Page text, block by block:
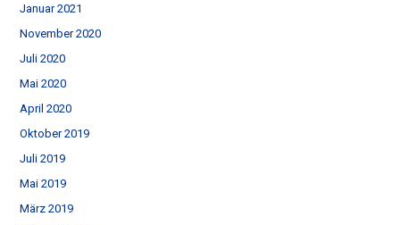
Januar 2021
November 2020
Juli 2020
Mai 2020
April 2020
Oktober 2019
Juli 2019
Mai 2019
März 2019